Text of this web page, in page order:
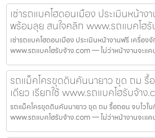
เช่ารถแบคโฮดอนเมือง ประเมินหน้าง
พร้อมลุย สนใจคลิก www.รถแบคโฮ
เช่ารถแบคโฮดอนเมือง ประเมินหน้างานฟรี เครื่อ
www.รถแบคโฮรับจ้าง.com — ไม่ว่าหน้างานจะแค
รถแม็คโครขุดดินคันนายาว ขุด ถม รื้
เดียว เรียกใช้ www.รถแบคโฮรับจ้าง
รถแม็คโครขุดดินคันนายาว ขุด ถม รื้อถอน จบไวใน
www.รถแบคโฮรับจ้าง.com — ไม่ว่าหน้างานจะแ